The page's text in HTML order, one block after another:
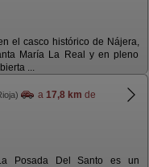
el casco histórico de Nájera,
María La Real y en pleno
...
a 17,8 km de
Posada Del Santo es un